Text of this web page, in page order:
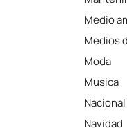
Medio
Medios
Moda
Musica
Nacional
Navidad